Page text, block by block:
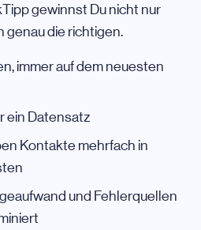
gewinnst Du nicht nur
genau die richtigen.
immer auf dem neuesten
ein Datensatz
Kontakte mehrfach in
und Fehlerquellen